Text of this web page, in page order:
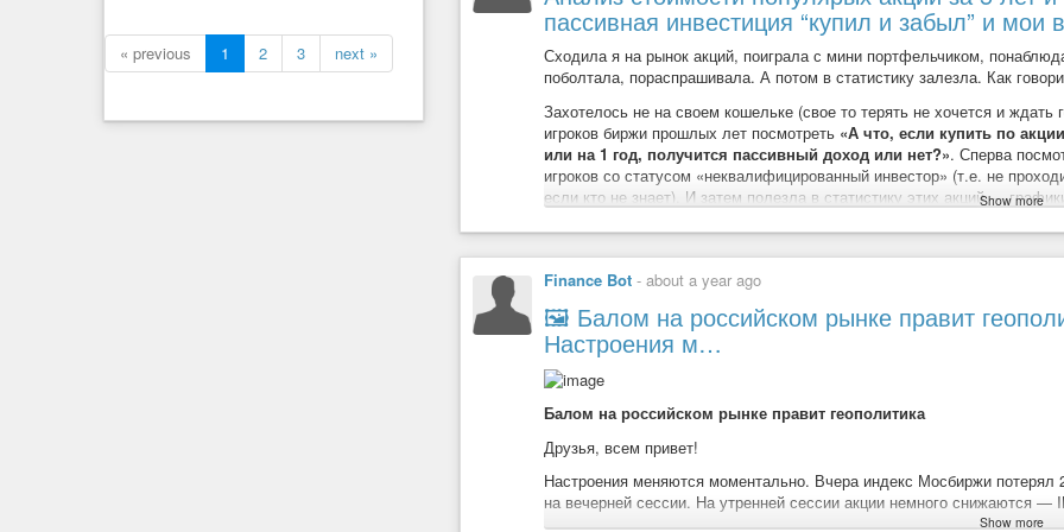
« previous 1 2 3 next »
Pas du tout convaincue que l’ ONUsoit condamnée, étant donné les
discordances patentes, elles demeurent minoritaires face au
Le rôle d’arbitre(S) est à déterminer, une gageure certes, qui
#OCDEet l’#UE(qui semble avoir un Siège à l’ONU), ce qui
Si, selon les vœux et la direction exprimés par S. Lavrov, l’Avenir
caché ? - de fédération des Nations d’Europe de l’Ouest. Il ne
récurrents, ni jeter le bébé avec l’eau du bain… Du moins, c’est
La question, désormais CRUCIALE (pour moi) duGÉNOCIDEDE#GAZAa
Celle immédiatement liée de l’#Ukraines’en trouve diminuée, à écouter/
à ses Conflits, tenter de discerner les Futures Voies de #
Qu'est-ce qu'un génocide | Amnesty International Luxembourg
Qualifier un crime de génocide n’est pas une opinion mais le résultat
explique tout!
пассивная инвестиция “купил и забыл” и мои
Сходила я на рынок акций, поиграла с мини портфельчиком,
поболтала, пораспрашивала. А потом в статистику залезла. Как
Захотелось не на своем кошельке (свое то терять не хочется и ждать
игроков биржи прошлых лет посмотреть «А что, если купить по
или на 1 год, получится пассивный доход или нет?». Сперва
игроков со статусом «неквалифицированный инвестор» (т.е. не
если кто не знает). И затем полезла в статистику этих акций —
на главный вопрос —выгодно или нет покупать акции как
Итак, результаты моего мини исследования:
За последние 5 лет (2020–2025) на российском фондовом рынке были
вызванной внешними факторами, такими как санкции, пандемия
показали значительную доходность благодаря сильным
благоприятной рыночной конъюнктуре.В 2020 году на российском
интереса к акциям со стороны частных инвесторов. Многие из них
Список наиболее популярных акций среди неквалифицированных
Алроса
Аэрофлот
Show more
Finance Bot - about a year ago
🖼 Балом на российском рынке правит
Настроения м…
Балом на российском рынке правит геополитика
Друзья, всем привет!
Настроения меняются моментально. Вчера индекс Мосбиржи потерял
на вечерней сессии. На утренней сессии акции немного снижаются —
Show more